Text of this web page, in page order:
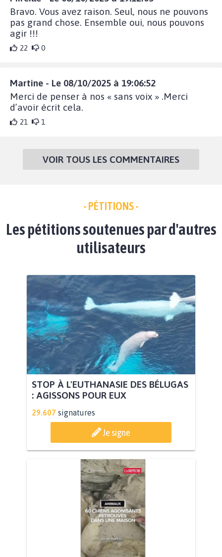
Bravo. Vous avez raison. Seul, nous ne pouvons
pas grand chose. Ensemble oui, nous pouvons
agir !!!
22 0
Martine - Le 08/10/2025 à 19:06:52
Merci de penser à nos « sans voix » .Merci
d’avoir écrit cela.
21 1
VOIR TOUS LES COMMENTAIRES
- PÉTITIONS -
Les pétitions soutenues par d'autres
utilisateurs
STOP À L'EUTHANASIE DES BÉLUGAS
: AGISSONS POUR EUX
29.607 signatures
Je signe